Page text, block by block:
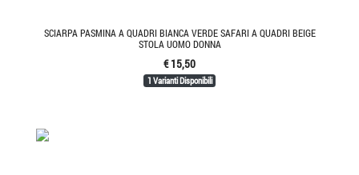
SCIARPA PASMINA A QUADRI BIANCA VERDE SAFARI A QUADRI BEIGE
STOLA UOMO DONNA
€ 15,50
1 Varianti Disponibili